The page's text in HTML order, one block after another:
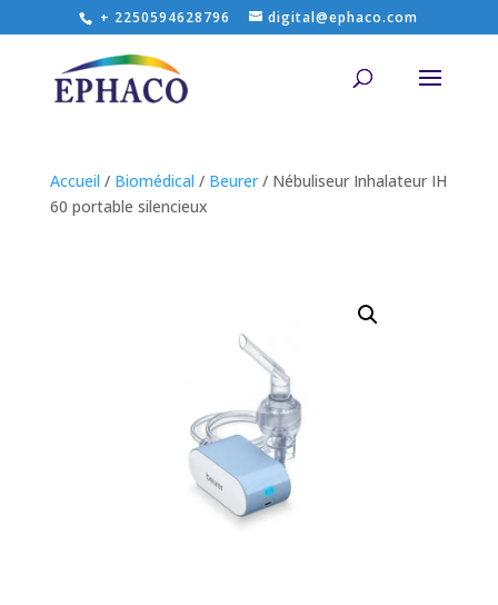
+ 2250594628796 digital@ephaco.com
Accueil / Biomédical / Beurer/ Nébuliseur Inhalateur IH
60 portable silencieux